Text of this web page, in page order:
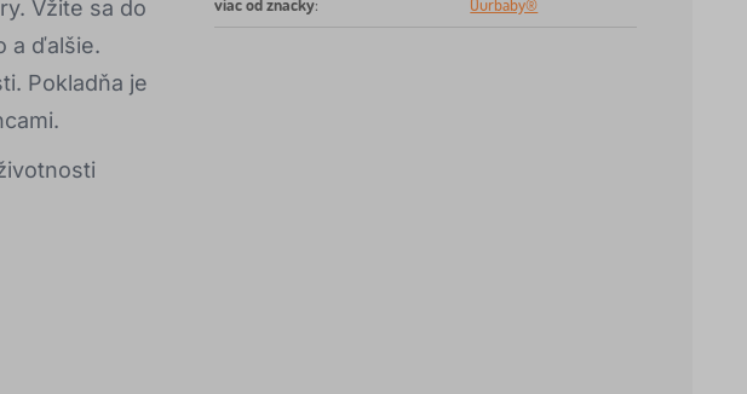
Vžite sa do
a ďalšie.
Pokladňa je